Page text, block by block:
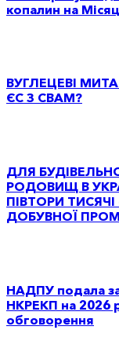
копалин на
ВУГЛЕЦЕВІ
ЄС З CBAM?
ДЛЯ
РОДОВИЩ В
ПІВТОРИ
ДОБУВНОЇ
НАДПУ подала
НКРЕКП на 2026
обговорення